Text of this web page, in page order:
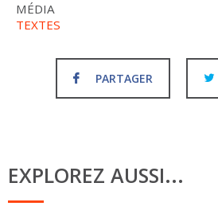
MÉDIA
TEXTES
PARTAGER
EXPLOREZ AUSSI...